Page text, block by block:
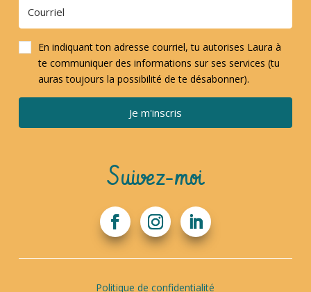
En indiquant ton adresse courriel, tu autorises Laura à
te communiquer des informations sur ses services (tu
auras toujours la possibilité de te désabonner).
Je m'inscris
Suivez-moi
Politique de confidentialité